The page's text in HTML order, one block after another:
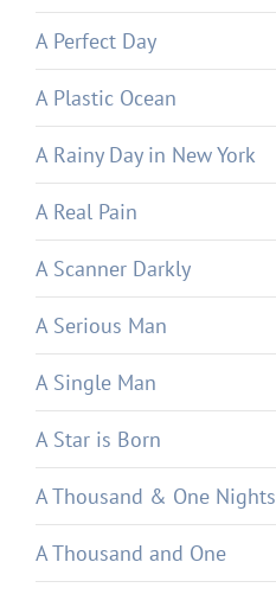
A Perfect Day
A Plastic Ocean
A Rainy Day in New York
A Real Pain
A Scanner Darkly
A Serious Man
A Single Man
A Star is Born
A Thousand & One Nights
A Thousand and One